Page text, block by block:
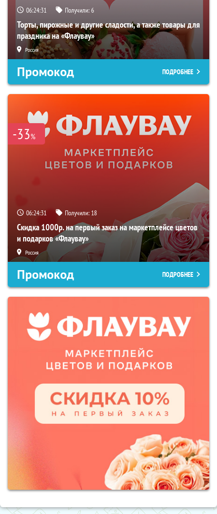
06:24:31 Получили:6
Торты, пирожные и другие сладости, а также товары для
праздника на «Флаувау»
Россия
Промокод ПОДРОБНЕЕ
-33%
06:24:31 Получили: 18
Скидка 1000р. на первый заказ на маркетплейсе цветов
и подарков «Флаувау»
Россия
Промокод ПОДРОБНЕЕ